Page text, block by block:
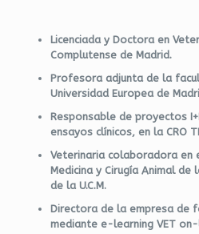
Licenciada y Doctora en
Complutense de Madrid.
Profesora adjunta de la
Universidad Europea de
Responsable de proyectos
ensayos clínicos, en la CRO
Veterinaria colaboradora en
Medicina y Cirugía Animal de
de la U.C.M.
Directora de la empresa de
mediante e-learning VET on-